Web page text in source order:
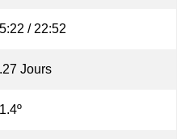
/ 22:52
Jours